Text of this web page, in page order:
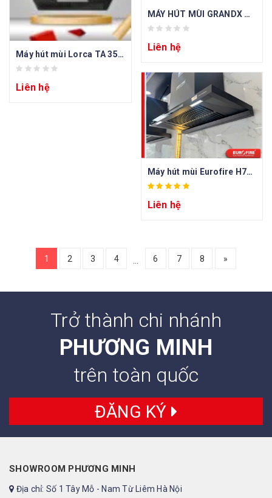
Máy hút mùi Lorca TA 358BL-70CM
Liên hệ
MÁY HÚT MÙI GRANDX GX H70S86B
Liên hệ
Máy hút mùi Eurofire H70T-360 Slim+
Liên hệ
1 2 3 4 6 7 8 »
Trở thành chi nhánh
PHƯƠNG MINH
trên toàn quốc
ĐĂNG KÝ
SHOWROOM PHƯƠNG MINH
Địa chỉ: Số 1 Tây Mỗ - Nam Từ Liêm Hà Nội